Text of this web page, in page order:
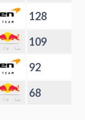
128
109
92
68